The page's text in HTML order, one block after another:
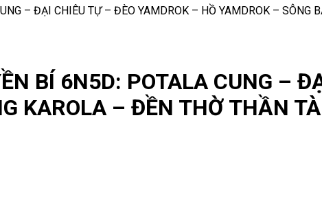
– ĐẠI CHIÊU TỰ – ĐÈO YAMDROK – HỒ YAMDROK –
BÍ 6N5D: POTALA CUNG –
KAROLA – ĐỀN THỜ THẦN